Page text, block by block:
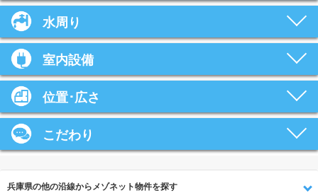
水周り
室内設備
位置･広さ
こだわり
兵庫県の他の沿線からメゾネット物件を探す